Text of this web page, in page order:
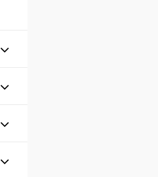
Erakutsi/izkutatu azpiorriak
Erakutsi/izkutatu azpiorriak
Erakutsi/izkutatu azpiorriak
Erakutsi/izkutatu azpiorriak